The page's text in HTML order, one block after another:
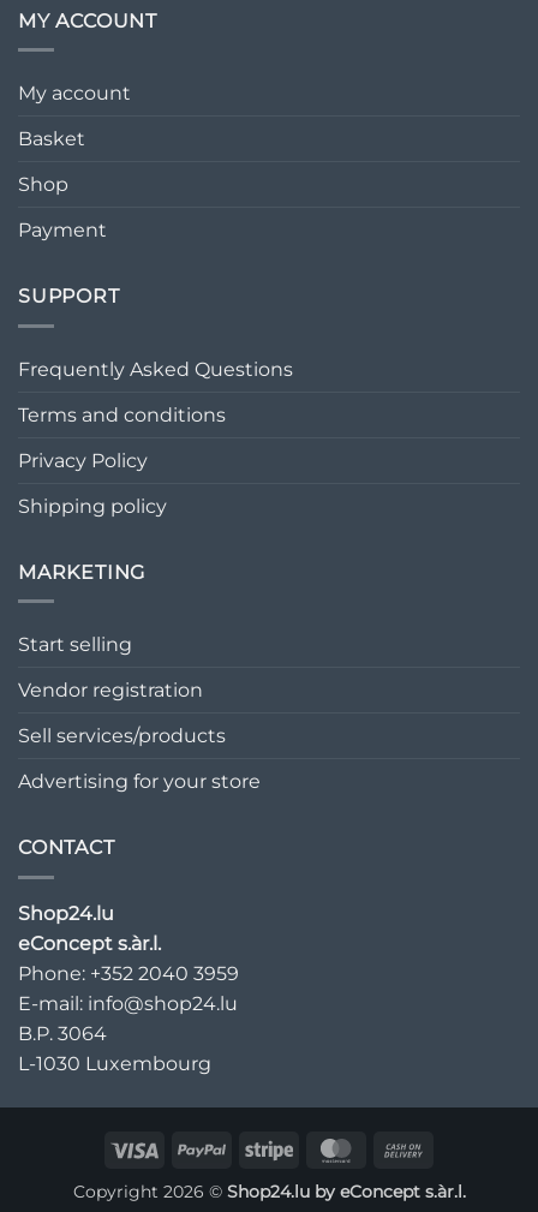
00352691628731
MY ACCOUNT
My account
Basket
Shop
Payment
SUPPORT
Frequently Asked Questions
Terms and conditions
Privacy Policy
Shipping policy
MARKETING
Start selling
Vendor registration
Sell services/products
Advertising for your store
CONTACT
Shop24.lu
eConcept s.àr.l.
Phone: +352 2040 3959
E-mail: info@shop24.lu
B.P. 3064
L-1030 Luxembourg
Visa PayPal Stripe MasterCard
Delivery
Copyright 2026 © Shop24.lu by eConcept s.àr.l.